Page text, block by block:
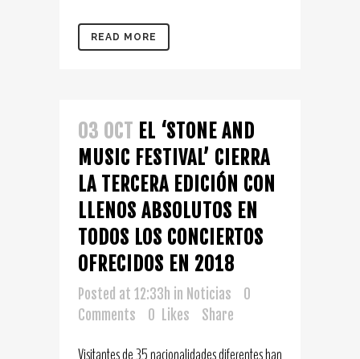
READ MORE
03 OCT EL ‘STONE AND
MUSIC FESTIVAL’ CIERRA
LA TERCERA EDICIÓN CON
LLENOS ABSOLUTOS EN
TODOS LOS CONCIERTOS
OFRECIDOS EN 2018
Posted at 12:33h in Noticias
0
Comments
0 Likes Share
Visitantes de 35 nacionalidades diferentes han